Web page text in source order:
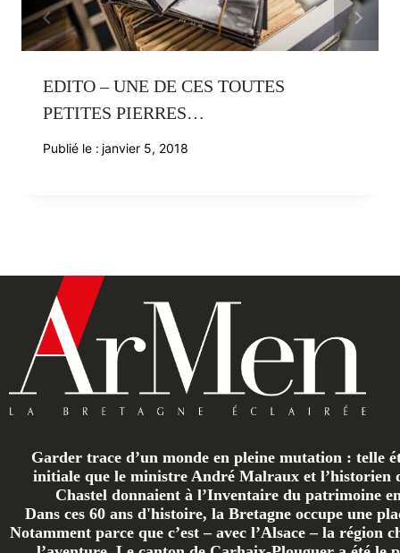
EDITO – UNE DE CES TOUTES
PETITES PIERRES…
Publié le : janvier 5, 2018
Garder trace d’un monde en pleine mutation : telle
initiale que le ministre André Malraux et l’historien
Chastel donnaient à l’Inventaire du patrimoine
Dans ces 60 ans d'histoire, la Bretagne occupe une
Notamment parce que c’est – avec l’Alsace – la région